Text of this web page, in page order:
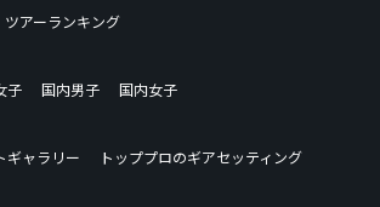
ツアーランキング
子 国内男子
国内女子
ギャラリー
トッププロのギアセッティング